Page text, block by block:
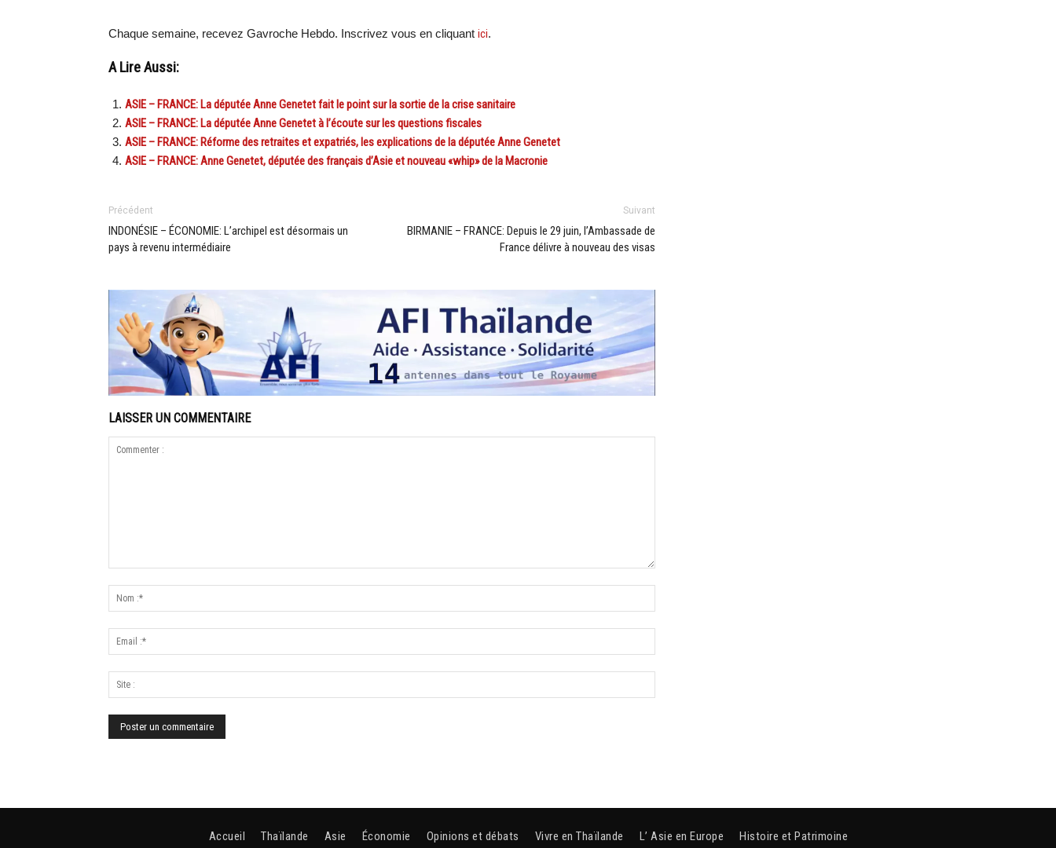
Chaque semaine, recevez Gavroche Hebdo. Inscrivez vous en cliquant ici.
A Lire Aussi:
ASIE – FRANCE: La députée Anne Genetet fait le point sur la sortie de la crise sanitaire
ASIE – FRANCE: La députée Anne Genetet à l’écoute sur les questions fiscales
ASIE – FRANCE: Réforme des retraites et expatriés, les explications de la députée Anne Genetet
ASIE – FRANCE: Anne Genetet, députée des français d’Asie et nouveau «whip» de la Macronie
Précédent
INDONÉSIE – ÉCONOMIE: L’archipel est désormais un
pays à revenu intermédiaire
Suivant
BIRMANIE – FRANCE: Depuis le 29 juin, l’Ambassade de
France délivre à nouveau des visas
LAISSER UN COMMENTAIRE
Accueil Thaïlande Asie Économie Opinions et débats Vivre en Thaïlande L’ Asie en Europe Histoire et Patrimoine